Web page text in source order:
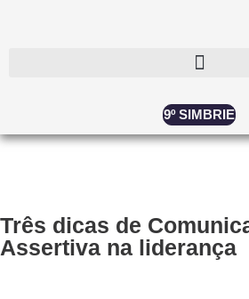
9º SIMBRIE
Três dicas de
Assertiva na liderança